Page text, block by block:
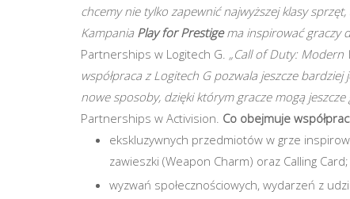
chcemy nie tylko zapewnić najwyższej klasy
Kampania Play for Prestigema inspirować graczy
Partnerships w Logitech G. „Call of Duty: Modern
współpraca z Logitech G pozwala jeszcze
nowe sposoby, dzięki którym gracze mogą
Partnerships w Activision. Co obejmuje
ekskluzywnych przedmiotów w grze
zawieszki (Weapon Charm) oraz Calling Card;
wyzwań społecznościowych, wydarzeń z